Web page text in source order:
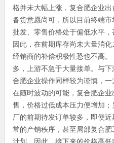
格并未大幅上涨，复合肥企业
备货意愿尚可，所以目前终端市
批发、零售价格处于偏低水平，
因此，在前期库存尚未大量消
经销商的补偿积极性恐也不高
多，上游不急于大量接单。与
合肥企业操作同样较为谨慎，
在随时波动的可能，复合肥企
售，价格过低成本压力便增加
厂的前期待发订单较多，即便
常的产销秩序，甚至局部复合